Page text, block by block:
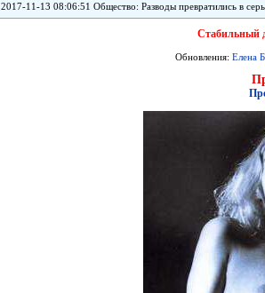
2017-11-13 08:06:51 Общество: Разводы превратились в
мировое лидерство по такому показателю, как количество
демографических вызовов и, как следствие,
необходимо определиться с вектором его развития.Стабильный
Обновления: Елена